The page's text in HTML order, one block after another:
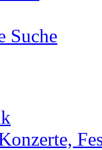
Suche